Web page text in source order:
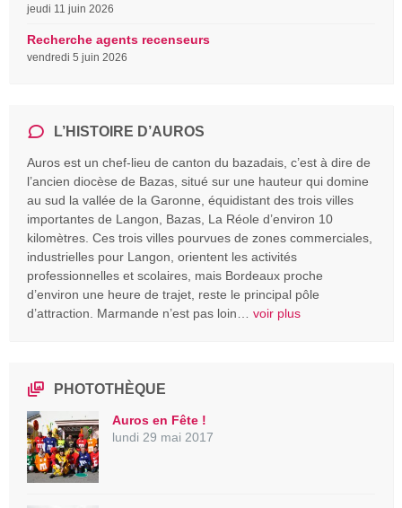
jeudi 11 juin 2026
Recherche agents recenseurs
vendredi 5 juin 2026
L’HISTOIRE D’AUROS
Auros est un chef-lieu de canton du bazadais, c’est à dire de
l’ancien diocèse de Bazas, situé sur une hauteur qui domine
au sud la vallée de la Garonne, équidistant des trois villes
importantes de Langon, Bazas, La Réole d’environ 10
kilomètres. Ces trois villes pourvues de zones commerciales,
industrielles pour Langon, orientent les activités
professionnelles et scolaires, mais Bordeaux proche
d’environ une heure de trajet, reste le principal pôle
d’attraction. Marmande n’est pas loin… voir plus
PHOTOTHÈQUE
Auros en Fête !
lundi 29 mai 2017